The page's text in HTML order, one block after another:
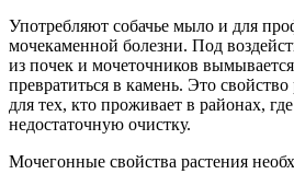
Употребляют собачье мыло и для
мочекаменной болезни. Под
из почек и мочеточников
превратиться в камень. Это
для тех, кто проживает в районах,
недостаточную очистку.
Мочегонные свойства растения